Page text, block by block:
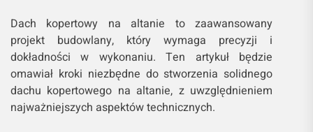
Dach kopertowy na altanie to zaawansowany
projekt budowlany, który wymaga precyzji i
dokładności w wykonaniu. Ten artykuł będzie
omawiał kroki niezbędne do stworzenia solidnego
dachu kopertowego na altanie, z uwzględnieniem
najważniejszych aspektów technicznych.